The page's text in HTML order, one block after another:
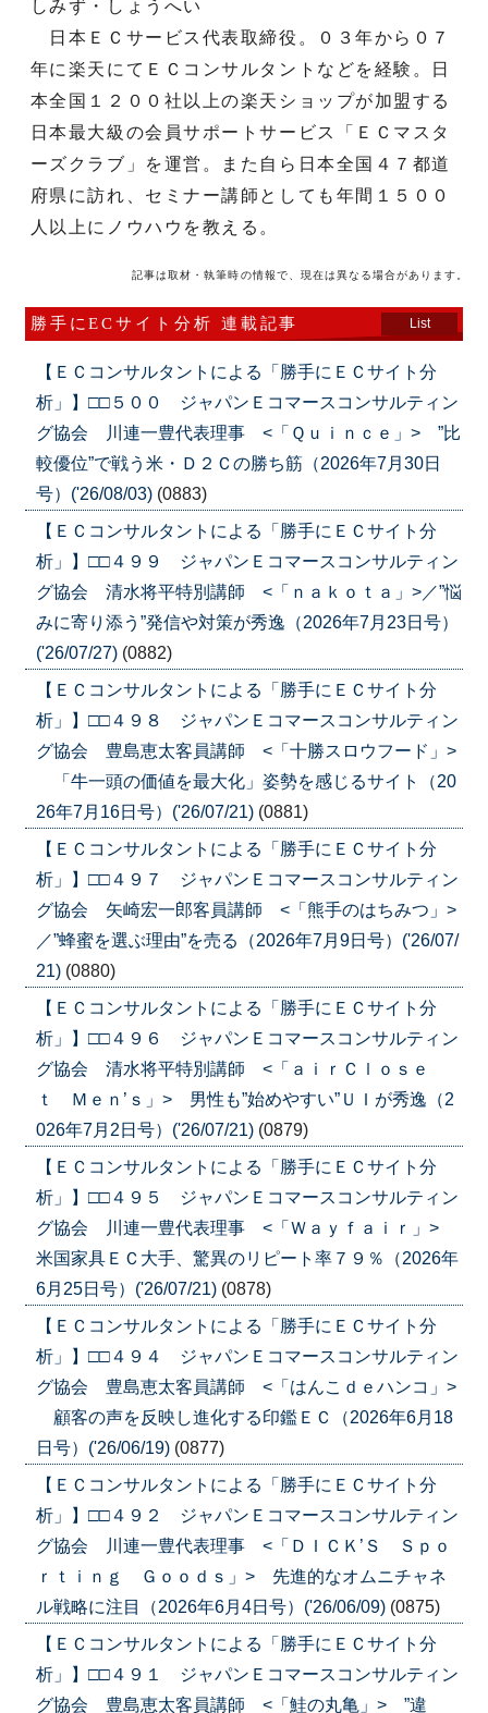
しみず・しょうへい
日本ＥＣサービス代表取締役。０３年から０７
年に楽天にてＥＣコンサルタントなどを経験。日
本全国１２００社以上の楽天ショップが加盟する
日本最大級の会員サポートサービス「ＥＣマスタ
ーズクラブ」を運営。また自ら日本全国４７都道
府県に訪れ、セミナー講師としても年間１５００
人以上にノウハウを教える。
記事は取材・執筆時の情報で、現在は異なる場合があります。
勝手にECサイト分析 連載記事 List
【ＥＣコンサルタントによる「勝手にＥＣサイト分
析」】□□５００ ジャパンＥコマースコンサルティン
グ協会 川連一豊代表理事 <「Ｑｕｉｎｃｅ」> ”比
較優位”で戦う米・Ｄ２Ｃの勝ち筋（2026年7月30日
号）('26/08/03) (0883)
【ＥＣコンサルタントによる「勝手にＥＣサイト分
析」】□□４９９ ジャパンＥコマースコンサルティン
グ協会 清水将平特別講師 <「ｎａｋｏｔａ」>／”悩
みに寄り添う”発信や対策が秀逸（2026年7月23日号）
('26/07/27) (0882)
【ＥＣコンサルタントによる「勝手にＥＣサイト分
析」】□□４９８ ジャパンＥコマースコンサルティン
グ協会 豊島恵太客員講師 <「十勝スロウフード」>
「牛一頭の価値を最大化」姿勢を感じるサイト（20
26年7月16日号）('26/07/21) (0881)
【ＥＣコンサルタントによる「勝手にＥＣサイト分
析」】□□４９７ ジャパンＥコマースコンサルティン
グ協会 矢崎宏一郎客員講師 <「熊手のはちみつ」>
／”蜂蜜を選ぶ理由”を売る（2026年7月9日号）('26/07/
21) (0880)
【ＥＣコンサルタントによる「勝手にＥＣサイト分
析」】□□４９６ ジャパンＥコマースコンサルティン
グ協会 清水将平特別講師 <「ａｉｒＣｌｏｓｅ
ｔ Ｍｅｎ’ｓ」> 男性も”始めやすい”ＵＩが秀逸（2
026年7月2日号）('26/07/21) (0879)
【ＥＣコンサルタントによる「勝手にＥＣサイト分
析」】□□４９５ ジャパンＥコマースコンサルティン
グ協会 川連一豊代表理事 <「Ｗａｙｆａｉｒ」>
米国家具ＥＣ大手、驚異のリピート率７９％（2026年
6月25日号）('26/07/21) (0878)
【ＥＣコンサルタントによる「勝手にＥＣサイト分
析」】□□４９４ ジャパンＥコマースコンサルティン
グ協会 豊島恵太客員講師 <「はんこｄｅハンコ」>
顧客の声を反映し進化する印鑑ＥＣ（2026年6月18
日号）('26/06/19) (0877)
【ＥＣコンサルタントによる「勝手にＥＣサイト分
析」】□□４９２ ジャパンＥコマースコンサルティン
グ協会 川連一豊代表理事 <「ＤＩＣＫ’Ｓ Ｓｐｏ
ｒｔｉｎｇ Ｇｏｏｄｓ」> 先進的なオムニチャネ
ル戦略に注目（2026年6月4日号）('26/06/09) (0875)
【ＥＣコンサルタントによる「勝手にＥＣサイト分
析」】□□４９１ ジャパンＥコマースコンサルティン
グ協会 豊島恵太客員講師 <「鮭の丸亀」> ”違